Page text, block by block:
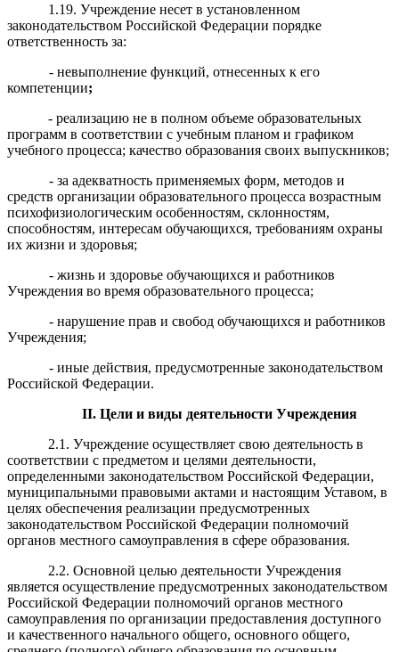
1.19. Учреждение несет в установленном
законодательством Российской Федерации порядке
ответственность за:
- невыполнение функций, отнесенных к его
компетенции;
- реализацию не в полном объеме образовательных
программ в соответствии с учебным планом и графиком
учебного процесса; качество образования своих выпускников;
- за адекватность применяемых форм, методов и
средств организации образовательного процесса возрастным
психофизиологическим особенностям, склонностям,
способностям, интересам обучающихся, требованиям охраны
их жизни и здоровья;
- жизнь и здоровье обучающихся и работников
Учреждения во время образовательного процесса;
- нарушение прав и свобод обучающихся и работников
Учреждения;
- иные действия, предусмотренные законодательством
Российской Федерации.
II. Цели и виды деятельностиУчреждения
2.1. Учреждение осуществляет свою деятельность в
соответствии с предметом и целями деятельности,
определенными законодательством Российской Федерации,
муниципальными правовыми актами и настоящим Уставом, в
целях обеспечения реализации предусмотренных
законодательством Российской Федерации полномочий
органов местного самоуправления в сфере образования.
2.2. Основной целью деятельности Учреждения
является осуществление предусмотренных законодательством
Российской Федерации полномочий органов местного
самоуправления по организации предоставления доступного
и качественного начального общего, основного общего,